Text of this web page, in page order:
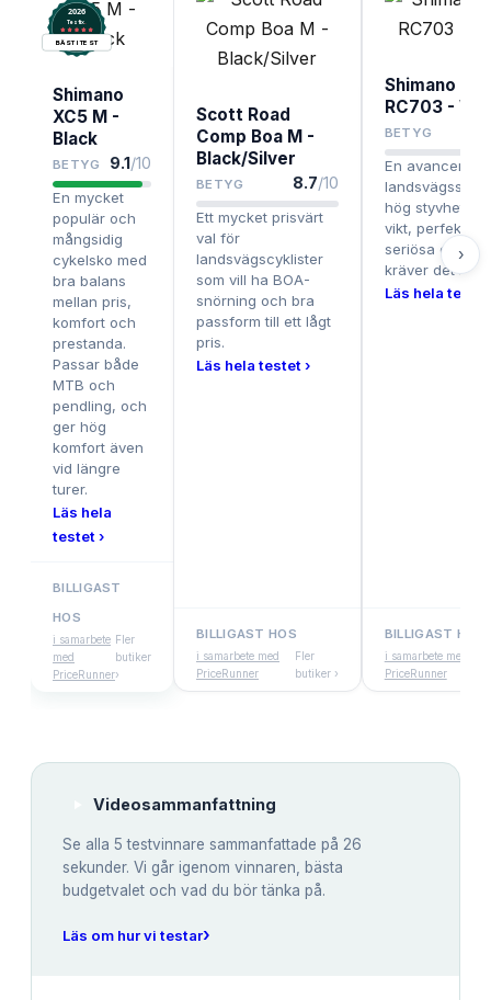
2026
Testix.
BÄST I TEST
Shimano
XC5 M -
Black
BETYG 9.1/10
En mycket
populär och
mångsidig
cykelsko med
bra balans
mellan pris,
komfort och
prestanda.
Passar både
MTB och
pendling, och
ger hög
komfort även
vid längre
turer.
Läs hela
testet ›
BILLIGAST
HOS
i samarbete
med
PriceRunner
Fler
butiker
›
Scott Road
Comp Boa M -
Black/Silver
BETYG 8.7/10
Ett mycket prisvärt
val för
landsvägscyklister
som vill ha BOA-
snörning och bra
passform till ett lågt
pris.
Läs hela testet ›
BILLIGAST HOS
i samarbete med
PriceRunner
Fler
butiker ›
Shimano SH-
RC703 -
BETYG
En avancerad
landsvägssko
hög styvhet
vikt, perfekt för
seriösa
kräver det lilla
Läs hela testet
BILLIGAST HOS
i samarbete med
PriceRunner
›
Videosammanfattning
Se alla 5 testvinnare sammanfattade på 26
sekunder. Vi går igenom vinnaren, bästa
budgetvalet och vad du bör tänka på.
Läs om hur vi testar›